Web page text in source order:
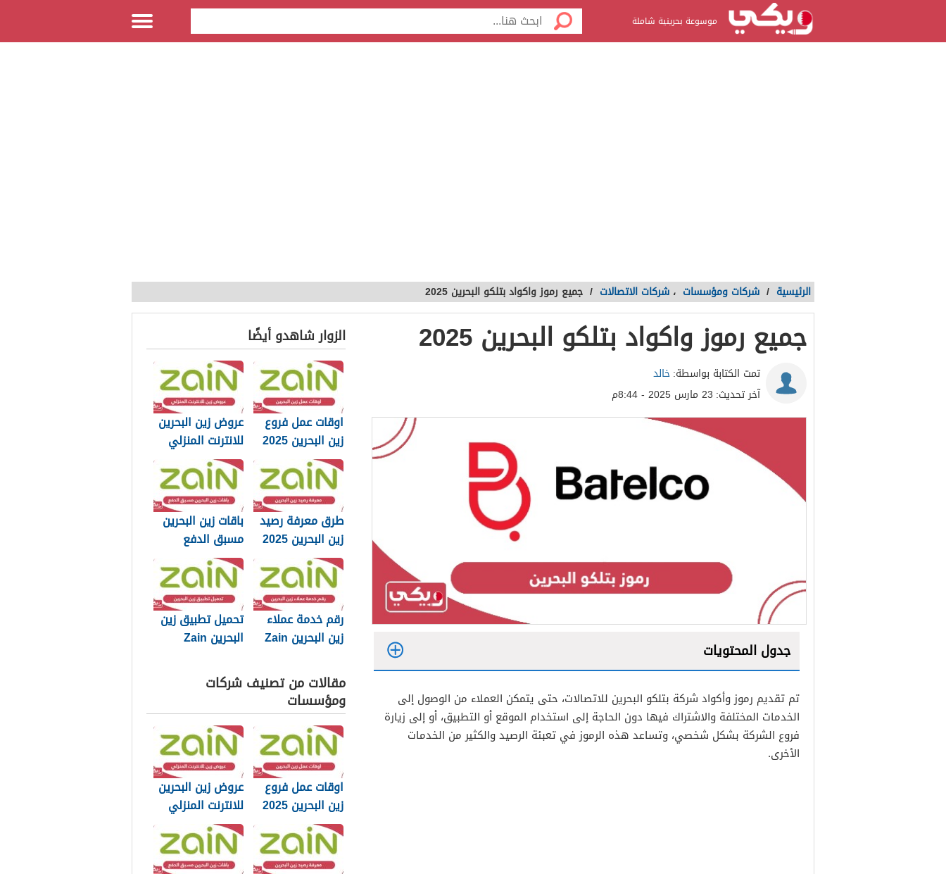
موسوعة بحرينية شاملة
الرئيسية / شركات ومؤسسات ، شركات الاتصالات / جميع رموز واكواد بتلكو البحرين 2025
جميع رموز واكواد بتلكو البحرين 2025
تمت الكتابة بواسطة:خالد
آخر تحديث: 23 مارس 2025 - 8:44م
جدول المحتويات
2
تم تقديم رموز وأكواد شركة بتلكو البحرين للاتصالات، حتى يتمكن العملاء من الوصول إلى
الخدمات المختلفة والاشتراك فيها دون الحاجة إلى استخدام الموقع أو التطبيق، أو إلى زيارة
فروع الشركة بشكل شخصي، وتساعد هذه الرموز في تعبئة الرصيد والكثير من الخدمات
الأخرى.
الزوار شاهدو أيضًا
اوقات عمل فروع
زين البحرين 2025
عروض زين البحرين
للانترنت المنزلي
وجميع المزايا
2025
طرق معرفة رصيد
زين البحرين 2025
باقات زين البحرين
مسبق الدفع
للموبايل إنترنت
ومكالمات 2025
رقم خدمة عملاء
زين البحرين Zain
تحميل تطبيق زين
البحرين Zain
2025
مقالات من تصنيف شركات
ومؤسسات
اوقات عمل فروع
زين البحرين 2025
عروض زين البحرين
للانترنت المنزلي
وجميع المزايا
2025